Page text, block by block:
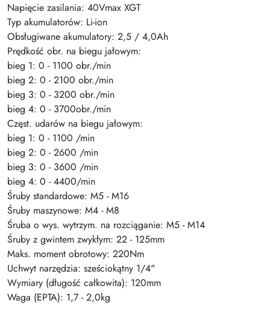
Napięcie zasilania: 40Vmax XGT
Typ akumulatorów: Li-ion
Obsługiwane akumulatory: 2,5 / 4,0Ah
Prędkość obr. na biegu jałowym:
bieg 1: 0 - 1100 obr./min
bieg 2: 0 - 2100 obr./min
bieg 3: 0 - 3200 obr./min
bieg 4: 0 - 3700obr./min
Częst. udarów na biegu jałowym:
bieg 1: 0 - 1100 /min
bieg 2: 0 - 2600 /min
bieg 3: 0 - 3600 /min
bieg 4: 0 - 4400/min
Śruby standardowe: M5 - M16
Śruby maszynowe: M4 - M8
Śruba o wys. wytrzym. na rozciąganie: M5 - M14
Śruby z gwintem zwykłym: 22 - 125mm
Maks. moment obrotowy: 220Nm
Uchwyt narzędzia: sześciokątny 1/4"
Wymiary (długość całkowita): 120mm
Waga (EPTA): 1,7 - 2,0kg